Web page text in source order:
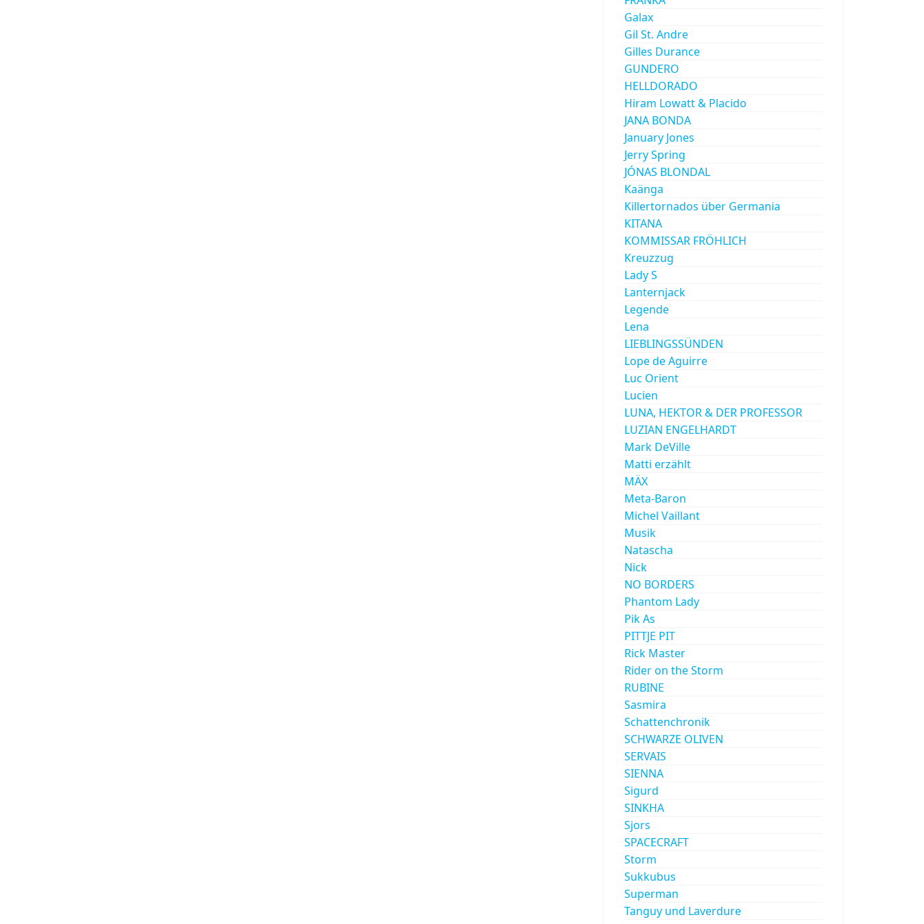
Galax
Gil St. Andre
Gilles Durance
GUNDERO
HELLDORADO
Hiram Lowatt & Placido
JANA BONDA
January Jones
Jerry Spring
JÓNAS BLONDAL
Kaänga
Killertornados über Germania
KITANA
KOMMISSAR FRÖHLICH
Kreuzzug
Lady S
Lanternjack
Legende
Lena
LIEBLINGSSÜNDEN
Lope de Aguirre
Luc Orient
Lucien
LUNA, HEKTOR & DER PROFESSOR
LUZIAN ENGELHARDT
Mark DeVille
Matti erzählt
MÄX
Meta-Baron
Michel Vaillant
Musik
Natascha
Nick
NO BORDERS
Phantom Lady
Pik As
PITTJE PIT
Rick Master
Rider on the Storm
RUBINE
Sasmira
Schattenchronik
SCHWARZE OLIVEN
SERVAIS
SIENNA
Sigurd
SINKHA
Sjors
SPACECRAFT
Storm
Sukkubus
Superman
Tanguy und Laverdure